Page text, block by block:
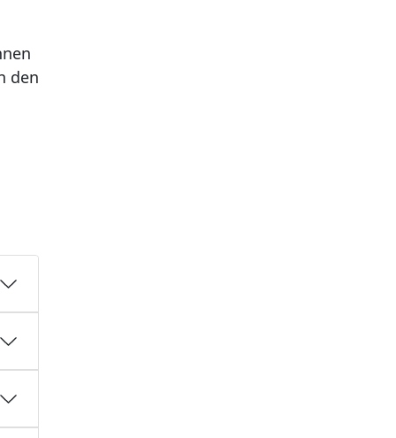
den